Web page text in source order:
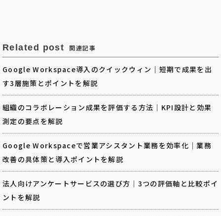
Related post 関連記事
Google Workspace導入のクイックウィン｜短期で成果を出
す3層施策とポイントを解説
組織のコラボレーション成果を評価する方法｜KPI設計と効果
測定の要点を解説
Google Workspaceで営業アシスタント業務を効率化｜業務
改善の具体策と導入ポイントを解説
法人向けアンケートサービスの選び方｜3つの評価軸と比較ポイ
ントを解説